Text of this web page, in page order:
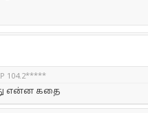
104.2*****
என்ன கதை